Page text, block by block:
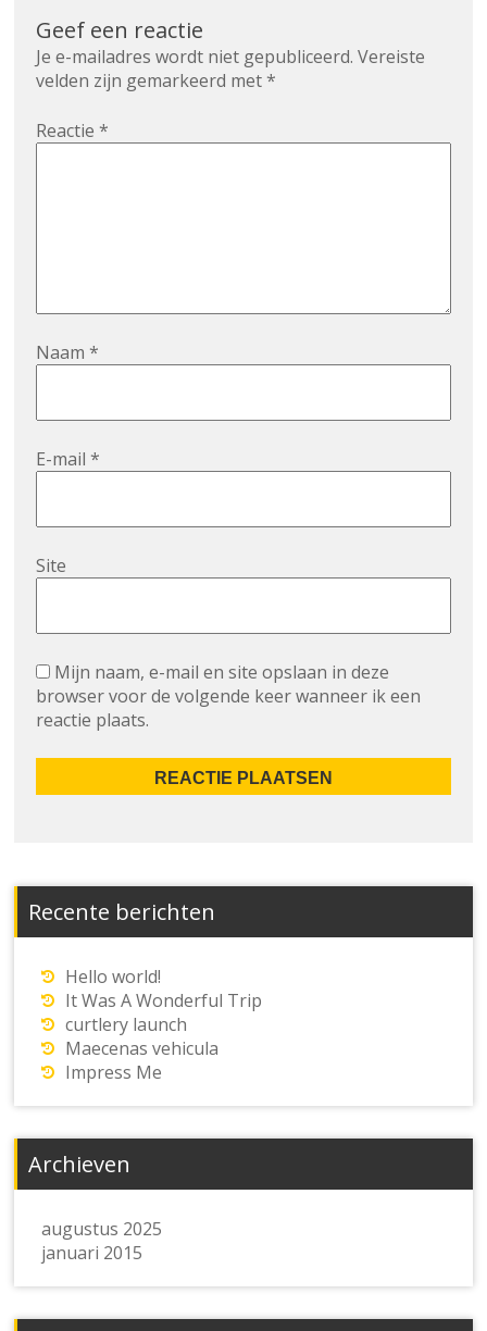
Geef een reactie
Je e-mailadres wordt niet gepubliceerd. Vereiste
velden zijn gemarkeerd met*
Reactie*
Naam*
E-mail*
Site
Mijn naam, e-mail en site opslaan in deze
browser voor de volgende keer wanneer ik een
reactie plaats.
Recente berichten
Hello world!
It Was A Wonderful Trip
curtlery launch
Maecenas vehicula
Impress Me
Archieven
augustus 2025
januari 2015